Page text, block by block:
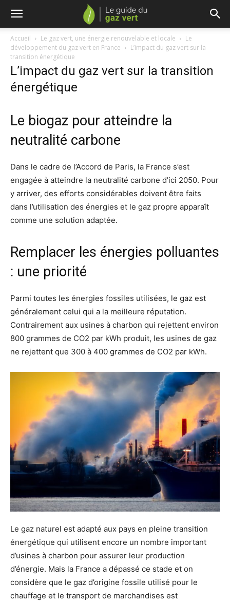
Accueil Le gaz vert, une énergie renouvelable et locale
Le
développement du gaz vert en France
L’impact du gaz vert sur la
transition énergétique
L’impact du gaz vert sur la transition
énergétique
Le biogaz pour atteindre la
neutralité carbone
Dans le cadre de l’Accord de Paris, la France s’est
engagée à atteindre la neutralité carbone d’ici 2050. Pour
y arriver, des efforts considérables doivent être faits
dans l’utilisation des énergies et le gaz propre apparaît
comme une solution adaptée.
Remplacer les énergies polluantes
: une priorité
Parmi toutes les énergies fossiles utilisées, le gaz est
généralement celui qui a la meilleure réputation.
Contrairement aux usines à charbon qui rejettent environ
800 grammes de CO2 par kWh produit, les usines de gaz
ne rejettent que 300 à 400 grammes de CO2 par kWh.
Le gaz naturel est adapté aux pays en pleine transition
énergétique qui utilisent encore un nombre important
d’usines à charbon pour assurer leur production
d’énergie. Mais la France a dépassé ce stade et on
considère que le gaz d’origine fossile utilisé pour le
chauffage et le transport de marchandises est